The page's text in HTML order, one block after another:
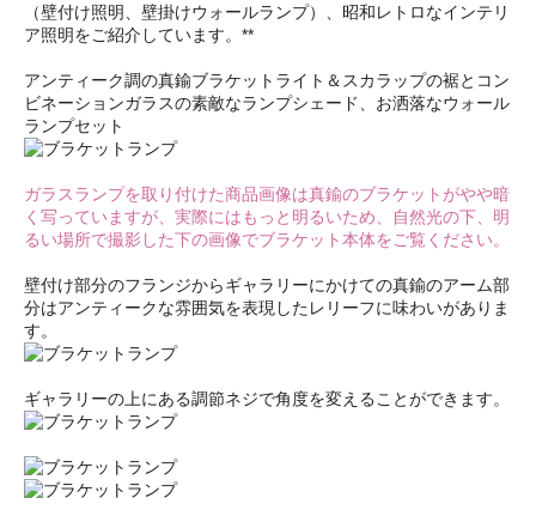
（壁付け照明、壁掛けウォールランプ）、昭和レトロなインテリ
ア照明をご紹介しています。**
アンティーク調の真鍮ブラケットライト＆スカラップの裾とコン
ビネーションガラスの素敵なランプシェード、お洒落なウォール
ランプセット
ガラスランプを取り付けた商品画像は真鍮のブラケットがやや暗
く写っていますが、実際にはもっと明るいため、自然光の下、明
るい場所で撮影した下の画像でブラケット本体をご覧ください。
壁付け部分のフランジからギャラリーにかけての真鍮のアーム部
分はアンティークな雰囲気を表現したレリーフに味わいがありま
す。
ギャラリーの上にある調節ネジで角度を変えることができます。